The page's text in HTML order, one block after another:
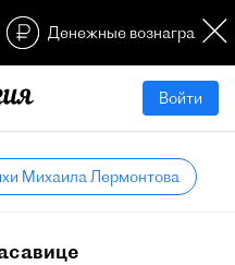
Денежные
Войти
Михаила Лермонтова